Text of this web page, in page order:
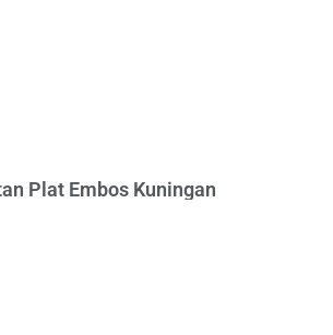
Plat Embos Kuningan